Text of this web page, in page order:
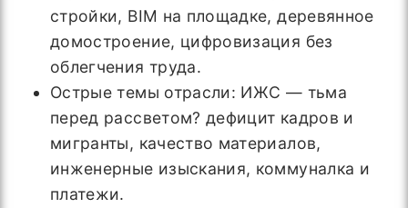
стройки, BIM на площадке, деревянное
домостроение, цифровизация без
облегчения труда.
Острые темы отрасли: ИЖС — тьма
перед рассветом? дефицит кадров и
мигранты, качество материалов,
инженерные изыскания, коммуналка и
платежи.